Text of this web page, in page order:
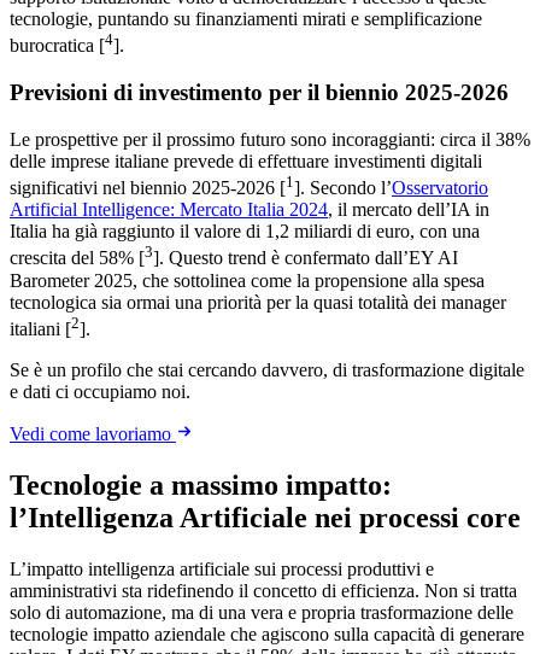
tecnologie, puntando su finanziamenti mirati e semplificazione
burocratica [4].
Previsioni di investimento per il biennio 2025-2026
Le prospettive per il prossimo futuro sono incoraggianti: circa il 38%
delle imprese italiane prevede di effettuare investimenti digitali
significativi nel biennio 2025-2026 [1 ]. Secondo l’Osservatorio
Artificial Intelligence: Mercato Italia 2024, il mercato dell’IA in
Italia ha già raggiunto il valore di 1,2 miliardi di euro, con una
crescita del 58% [3]. Questo trend è confermato dall’EY AI
Barometer 2025, che sottolinea come la propensione alla spesa
tecnologica sia ormai una priorità per la quasi totalità dei manager
italiani [2].
Se è un profilo che stai cercando davvero, di trasformazione digitale
e dati ci occupiamo noi.
Vedi come lavoriamo
Tecnologie a massimo impatto:
l’Intelligenza Artificiale nei processi core
L’impatto intelligenza artificiale sui processi produttivi e
amministrativi sta ridefinendo il concetto di efficienza. Non si tratta
solo di automazione, ma di una vera e propria trasformazione delle
tecnologie impatto aziendale che agiscono sulla capacità di generare